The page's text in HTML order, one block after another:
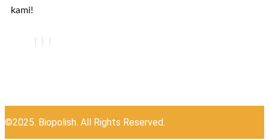
kami!
©2025. Biopolish. All Rights Reserved.